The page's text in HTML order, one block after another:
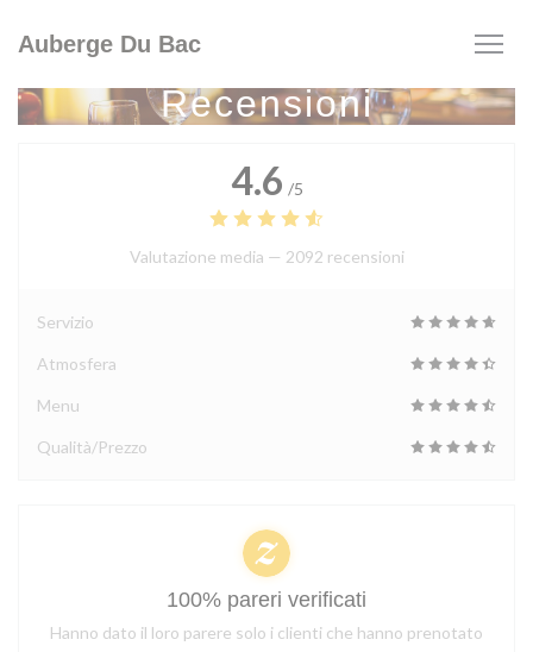
Auberge Du Bac
Recensioni
4.6 /5
Valutazione media — 2092 recensioni
Servizio
Atmosfera
Menu
Qualità/Prezzo
100% pareri verificati
Hanno dato il loro parere solo i clienti che hanno prenotato